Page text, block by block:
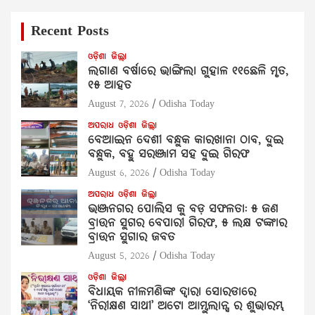
Recent Posts
ଓଡ଼ିଶା ଜିଲ୍ଲା
ଲଗାଣ ବର୍ଷାରେ ଭାଙ୍ଗିଲା ଗୁହାଳ ୧୧ଛେଳି ମୃତ,
୧୫ ଆହତ
August 7, 2026 Odisha Today
ଅପରାଧ ଓଡ଼ିଶା ଜିଲ୍ଲା
ବେଆଇନ ଦେଶୀ ବନ୍ଧୁକ କାରଖାନା ଠାବ, ଦୁଇ
ବନ୍ଧୁକ, ବହୁ ସରଞ୍ଜାମ ସହ ଦୁଇ ଗିରଫ
August 6, 2026 Odisha Today
ଅପରାଧ ଓଡ଼ିଶା ଜିଲ୍ଲା
ଭଞ୍ଜନଗର ପୋଲିସ କୁ ବଡ଼ ସଫଳତା: ୫ ଜଣ
ବ୍ରାଉନ ସୁଗର ବେପାରୀ ଗିରଫ, ୫ ଲକ୍ଷ ଟଙ୍କାର
ବ୍ରାଉନ ସୁଗାର ଜବତ
August 5, 2026 Odisha Today
ଓଡ଼ିଶା ଜିଲ୍ଲା
ବିଧାୟକ ନୀଳମଣିଙ୍କ ଦ୍ବାରା ସୋରଡାରେ
‘ନିରୀକ୍ଷଣ ସାଥୀ’ ଅଟୋ ଆମ୍ବୁଲାନ୍ସ ର ଶୁଭାରମ୍ଭ